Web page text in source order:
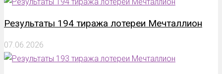
Результаты 194 тиража лотереи Мечталлион
07.06.2026